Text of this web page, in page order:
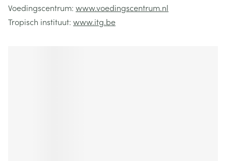
Voedingscentrum: www.voedingscentrum.nl
Tropisch instituut: www.itg.be